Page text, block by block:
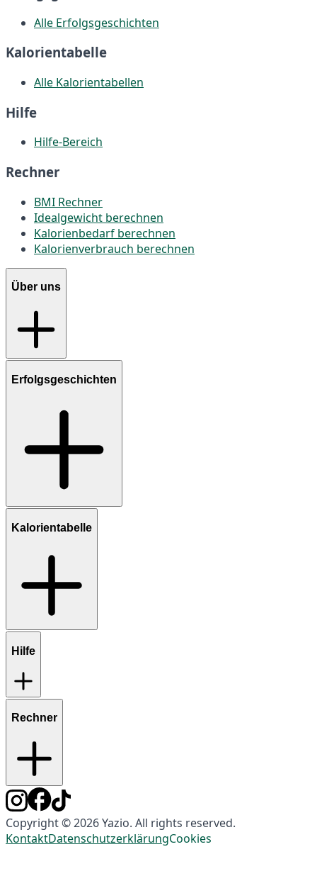
Alle Erfolgsgeschichten
Kalorientabelle
Alle Kalorientabellen
Hilfe
Hilfe-Bereich
Rechner
BMI Rechner
Idealgewicht berechnen
Kalorienbedarf berechnen
Kalorienverbrauch berechnen
Über uns
Erfolgsgeschichten
Kalorientabelle
Hilfe
Rechner
Copyright © 2026 Yazio. All rights reserved.
KontaktDatenschutzerklärungCookies